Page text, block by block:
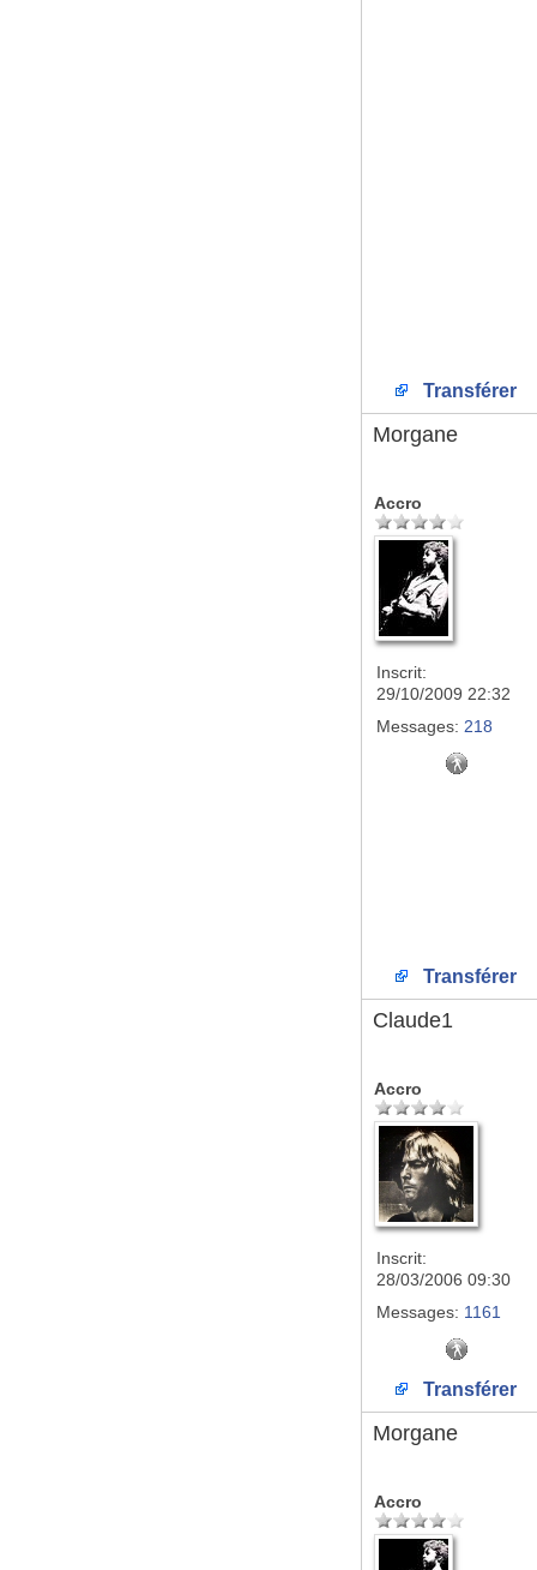
Transférer
Morgane
Accro
Inscrit:
29/10/2009 22:32
Messages: 218
Transférer
Claude1
Accro
Inscrit:
28/03/2006 09:30
Messages: 1161
Transférer
Morgane
Accro